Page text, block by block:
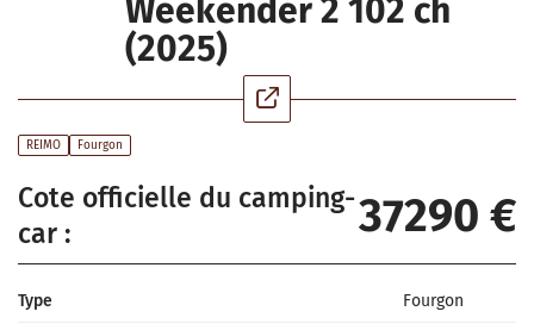
Weekender 2 102 ch
(2025)
REIMO Fourgon
Cote officielle du camping-
car :
37290 €
Type
Fourgon